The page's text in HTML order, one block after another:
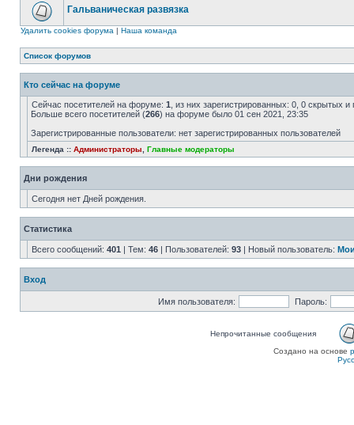
Гальваническая развязка
Удалить cookies форума | Наша команда
Список форумов
Кто сейчас на форуме
Сейчас посетителей на форуме: 1 , из них зарегистрированных: 0, 0 скрытых
Больше всего посетителей (266) на форуме было 01 сен 2021, 23:35
Зарегистрированные пользователи: нет зарегистрированных пользователей
Легенда :: Администраторы Главные модераторы
Дни рождения
Сегодня нет Дней рождения.
Статистика
Всего сообщений: 401 | Тем: 46 | Пользователей: 93 | Новый пользователь:
Вход
Имя пользователя: Пароль:
Непрочитанные сообщения
Создано на основе